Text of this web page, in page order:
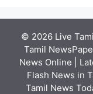
© 2026 Live
Tamil
News Online |
Flash News in
Tamil News